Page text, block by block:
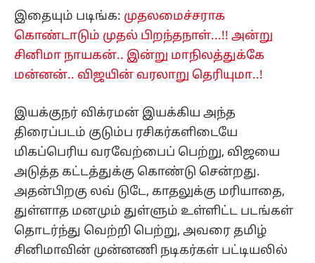
இதையும் படிங்க: முதலமைச்சராக
கொண்டாடும் முதல் பிறந்தநாள்...!! அன்று
சினிமா நாயகன்.. இன்று மாநிலத்துக்கே
மன்னன்.. விஜயின் வரலாறு தெரியுமா..!
இயக்குநர் விக்ரமன் இயக்கிய அந்த
திரைப்படம் குடும்ப ரசிகர்களிடையே
மிகப்பெரிய வரவேற்பைப் பெற்று, விஜயை
அடுத்த கட்டத்துக்கு கொண்டு சென்றது.
அதன்பிறகு லவ் டுடே, காதலுக்கு மரியாதை,
துள்ளாத மனமும் துள்ளும் உள்ளிட்ட படங்கள்
தொடர்ந்து வெற்றி பெற்று, அவரை தமிழ்
சினிமாவின் முன்னணி நடிகர்கள் பட்டியலில்